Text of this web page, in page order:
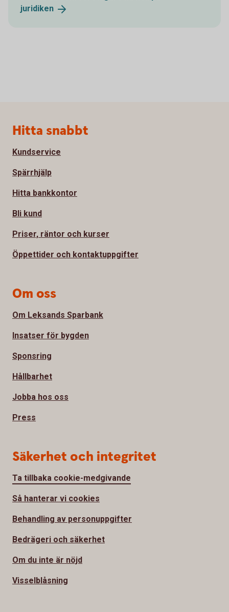
juridiken
Sidfot
Hitta snabbt
Kundservice
Spärrhjälp
Hitta bankkontor
Bli kund
Priser, räntor och kurser
Öppettider och kontaktuppgifter
Om oss
Om Leksands Sparbank
Insatser för bygden
Sponsring
Hållbarhet
Jobba hos oss
Press
Säkerhet och integritet
Ta tillbaka cookie-medgivande
Så hanterar vi cookies
Behandling av personuppgifter
Bedrägeri och säkerhet
Om du inte är nöjd
Visselblåsning